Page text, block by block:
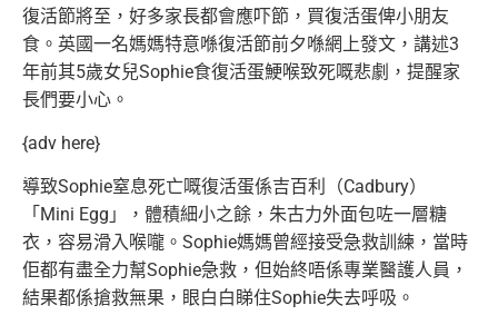
復活節將至，好多家長都會應吓節，買復活蛋俾小朋友
食。英國一名媽媽特意喺復活節前夕喺網上發文，講述3
年前其5歲女兒Sophie食復活蛋鯁喉致死嘅悲劇，提醒家
長們要小心。
{adv here}
導致Sophie窒息死亡嘅復活蛋係吉百利（Cadbury）
「Mini Egg」，體積細小之餘，朱古力外面包咗一層糖
衣，容易滑入喉嚨。Sophie媽媽曾經接受急救訓練，當時
佢都有盡全力幫Sophie急救，但始終唔係專業醫護人員，
結果都係搶救無果，眼白白睇住Sophie失去呼吸。